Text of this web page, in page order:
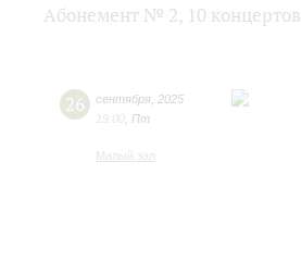
Абонемент № 2, 10 концертов
26 сентября 2025
19:00 Пт
Малый зал